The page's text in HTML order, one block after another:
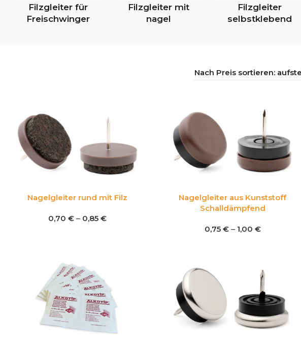
Filzgleiter für
Freischwinger
Filzgleiter mit
nagel
Filzgleiter
selbstklebend
Nagelgleiter rund mit Filz
0,70€ – 0,85€
Nagelgleiter aus Kunststoff
Schalldämpfend
0,75 € – 1,00 €